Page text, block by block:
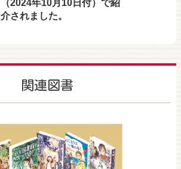
（2024年10月10日付）で紹
介されました。
関連図書